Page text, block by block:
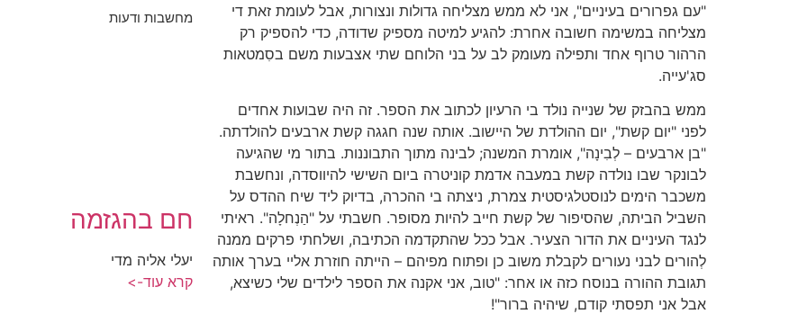
"עם גפרורים בעיניים", אני לא ממש מצליחה גדולות ונצורות, אבל לעומת זאת די
מצליחה במשימה חשובה אחרת: להגיע למיטה מספיק שדודה, כדי להספיק רק
הרהור טרוף אחד ותפילה מעומק לב על בני הלוחם שתי אצבעות משם בסִמטאות
סג'עייה.
ממש בהבזק של שנייה נולד בי הרעיון לכתוב את הספר. זה היה שבועות אחדים
לפני "יום קשת", יום ההולדת של היישוב. אותה שנה חגגה קשת ארבעים להולדתה.
"בן ארבעים – לְבִינָה", אומרת המשנה; לבינה מתוך התבוננות. בתור מי שהגיעה
לבונקר שבו נולדה קשת במעבה אדמת קוניטרה ביום השישי להיווסדה, ונחשבת
משכבר הימים לנוסטלגיסטית צמרת, ניצתה בי ההכרה, בדיוק ליד שיח ההדס על
השביל הביתה, שהסיפור של קשת חייב להיות מסופר. חשבתי על "הַנְחלָה". ראיתי
לנגד העיניים את הדור הצעיר. אבל ככל שהתקדמה הכתיבה, ושלחתי פרקים ממנה
לְהורים לבני נעורים לקבלת משוב כן ופתוח מפיהם – הייתה חוזרת אליי בערך אותה
תגובת ההורה בנוסח כזה או אחר: "טוב, אני אקנה את הספר לילדים שלי כשיצא,
אבל אני תפסתי קודם, שיהיה ברור"!
מחשבות ודעות
חם בהגזמה
יעלי אליה מדי
קרא עוד->